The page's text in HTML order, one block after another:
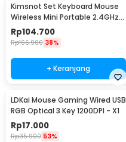
Kimsnot Set Keyboard Mouse
Wireless Mini Portable 2.4GHz
Ergonomic - KM-911
Rp104.700
Rp166.900 38%
+ Keranjang
LDKai Mouse Gaming Wired USB
RGB Optical 3 Key 1200DPI - X1
Rp17.000
Rp35.900 53%